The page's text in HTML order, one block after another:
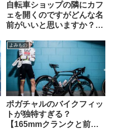
自転車ショップの隣にカフ
ェを開くのですがどんな名
前がいいと思いますか？
よみもの
ポガチャルのバイクフィッ
トが独特すぎる？
【165mmクランクと前傾